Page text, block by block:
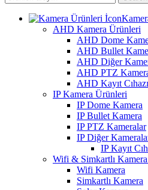
AHD Kamera Ürünleri
AHD Dome
AHD Bullet
AHD Diğer
AHD PTZ
AHD Kayıt Cıhazı
IP Kamera Ürünleri
IP Dome Kamera
IP Bullet Kamera
IP PTZ Kameralar
IP Diğer
IP Kayıt
Wifi & Simkartlı
Wifi Kamera
Simkartlı Kamera